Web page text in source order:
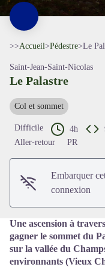
>>Accueil>Pédestre>Le
Saint-Jean-Saint-Nicolas
Le Palastre
Col et sommet
Difficile 4h
Aller-retour
PR
Embarquer
connexion
Une ascension à
gagner le sommet du
sur la vallée du
environnants (Vieux